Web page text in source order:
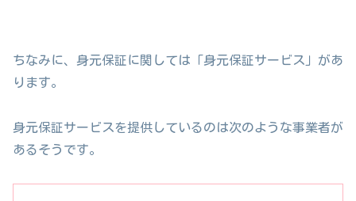
ちなみに、身元保証に関しては「身元保証サービス」があ
ります。
身元保証サービスを提供しているのは次のような事業者が
あるそうです。